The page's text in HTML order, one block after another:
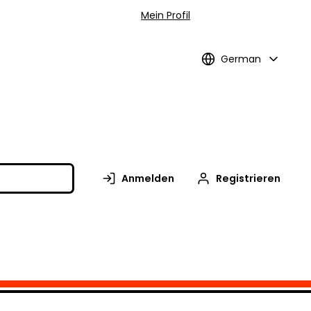
Mein Profil
German
Anmelden Registrieren